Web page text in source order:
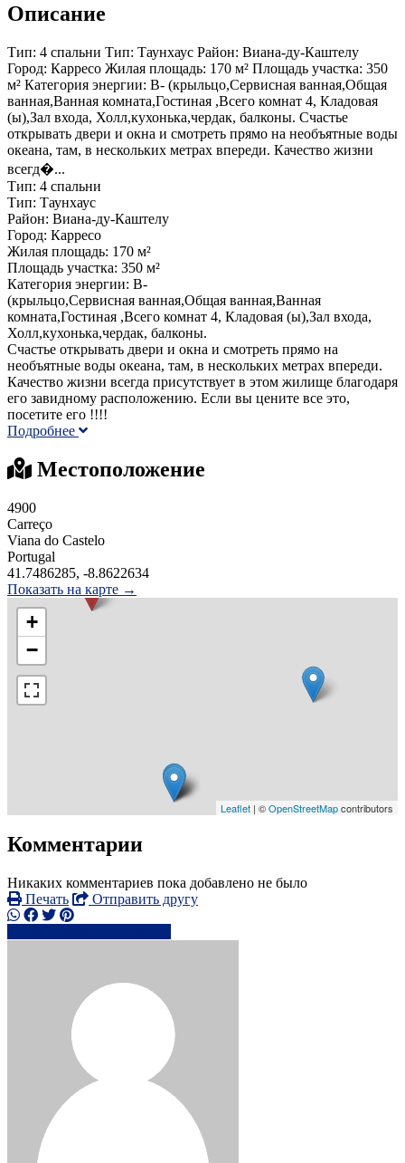
Описание
Тип: 4 спальни Тип: Таунхаус Район: Виана-ду-Каштелу
Город: Карресо Жилая площадь: 170 м² Площадь участка: 350
м² Категория энергии: B- (крыльцо,Сервисная ванная,Общая
ванная,Ванная комната,Гостиная ,Всего комнат 4, Кладовая
(ы),Зал входа, Холл,кухонька,чердак, балконы. Счастье
открывать двери и окна и смотреть прямо на необъятные воды
океана, там, в нескольких метрах впереди. Качество жизни
всегд�...
Тип: 4 спальни
Тип: Таунхаус
Район: Виана-ду-Каштелу
Город: Карресо
Жилая площадь: 170 м²
Площадь участка: 350 м²
Категория энергии: B-
(крыльцо,Сервисная ванная,Общая ванная,Ванная
комната,Гостиная ,Всего комнат 4, Кладовая (ы),Зал входа,
Холл,кухонька,чердак, балконы.
Счастье открывать двери и окна и смотреть прямо на
необъятные воды океана, там, в нескольких метрах впереди.
Качество жизни всегда присутствует в этом жилище благодаря
его завидному расположению. Если вы цените все это,
посетите его !!!!
Подробнее
Местоположение
4900
Carreço
Viana do Castelo
Portugal
41.7486285, -8.8622634
Показать на карте →
+
−
Leaflet | ©OpenStreetMapcontributors
Комментарии
Никаких комментариев пока добавлено не было
Печать
Отправить другу